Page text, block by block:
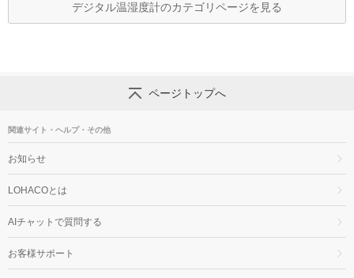
デジタル温湿度計のカテゴリページを見る
ページトップへ
関連サイト・ヘルプ・その他
お知らせ
LOHACOとは
AIチャットで質問する
お客様サポート